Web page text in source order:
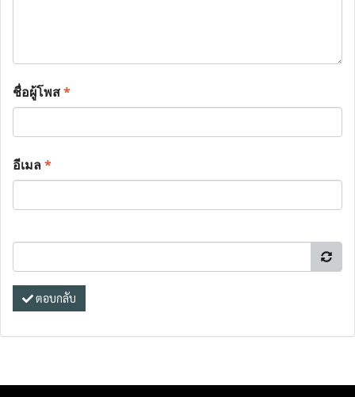
ชื่อผู้โพส*
อีเมล*
ตอบกลับ